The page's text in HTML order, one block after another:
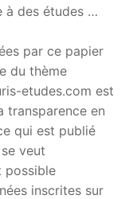
à des études …
par ce papier
du thème
etudes.com est
transparence en
qui est publié
veut
possible
inscrites sur